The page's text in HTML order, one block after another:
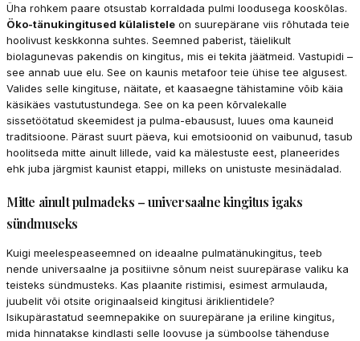
Üha rohkem paare otsustab korraldada pulmi loodusega kooskõlas.
Öko-tänukingitused külalistele on suurepärane viis rõhutada teie
hoolivust keskkonna suhtes. Seemned paberist, täielikult
biolagunevas pakendis on kingitus, mis ei tekita jäätmeid. Vastupidi –
see annab uue elu. See on kaunis metafoor teie ühise tee algusest.
Valides selle kingituse, näitate, et kaasaegne tähistamine võib käia
käsikäes vastutustundega. See on ka peen kõrvalekalle
sissetöötatud skeemidest ja pulma-ebausust, luues oma kauneid
traditsioone. Pärast suurt päeva, kui emotsioonid on vaibunud, tasub
hoolitseda mitte ainult lillede, vaid ka mälestuste eest, planeerides
ehk juba järgmist kaunist etappi, milleks on unistuste mesinädalad.
Mitte ainult pulmadeks – universaalne kingitus igaks
sündmuseks
Kuigi meelespeaseemned on ideaalne pulmatänukingitus, teeb
nende universaalne ja positiivne sõnum neist suurepärase valiku ka
teisteks sündmusteks. Kas plaanite ristimisi, esimest armulauda,
juubelit või otsite originaalseid kingitusi äriklientidele?
Isikupärastatud seemnepakike on suurepärane ja eriline kingitus,
mida hinnatakse kindlasti selle loovuse ja sümboolse tähenduse